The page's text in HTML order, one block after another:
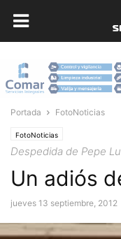
Portada FotoNoticias
FotoNoticias
Despedida de Pepe
Un adiós
jueves 13 septiembre, 2012